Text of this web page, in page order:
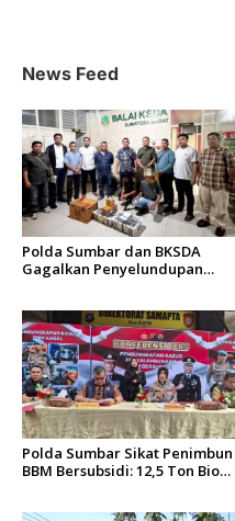
o
s
News Feed
Polda Sumbar dan BKSDA
Gagalkan Penyelundupan
Polda Sumbar Sikat Penimbun
BBM Bersubsidi: 12,5 Ton Bio